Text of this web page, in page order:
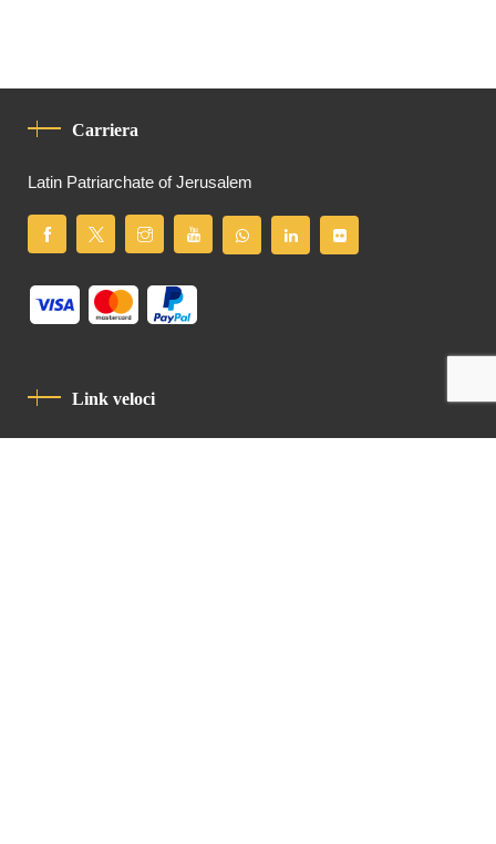
Carriera
Latin Patriarchate of Jerusalem
Link veloci